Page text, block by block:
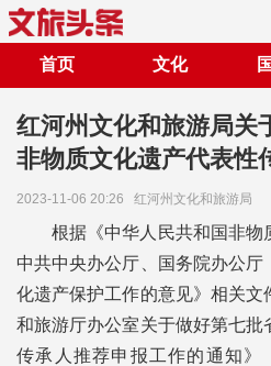
首页 文化
红河州文化和旅游局关
非物质文化遗产代表性
2023-11-06 20:26 红河州文化和旅游局
根据《中华人民共和国非物
中共中央办公厅、国务院办公
化遗产保护工作的意见》相关
和旅游厅办公室关于做好第七批
传承人推荐申报工作的通知》